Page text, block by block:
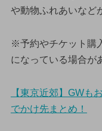
や動物ふれあいなど
※予約やチケット購
になっている場合が
【東京近郊】GW
でかけ先まとめ！